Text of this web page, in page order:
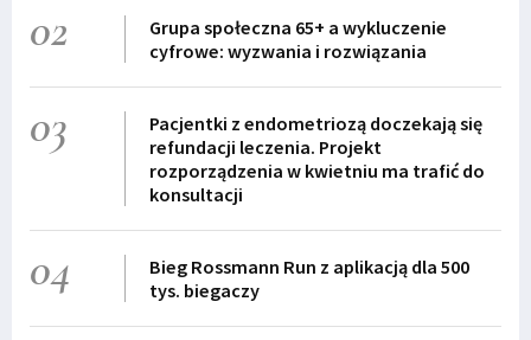
02
Grupa społeczna 65+ a wykluczenie
cyfrowe: wyzwania i rozwiązania
03
Pacjentki z endometriozą doczekają się
refundacji leczenia. Projekt
rozporządzenia w kwietniu ma trafić do
konsultacji
04
Bieg Rossmann Run z aplikacją dla 500
tys. biegaczy